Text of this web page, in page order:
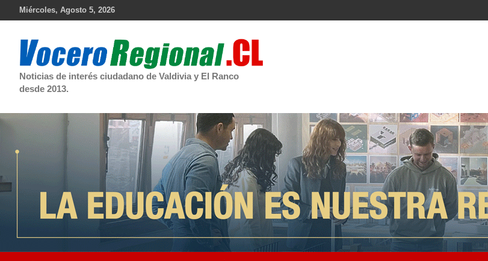
Miércoles, Agosto 5, 2026
Noticias de interés ciudadano de Valdivia y El Ranco
desde 2013.